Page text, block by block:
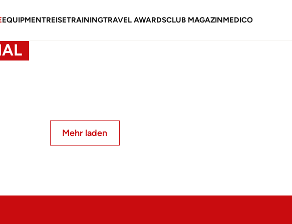
EQUIPMENTREISETRAININGTRAVEL AWARDSCLUB MAGAZINMEDICO
Mehr laden